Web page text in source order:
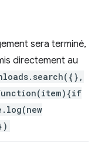
sera terminé,
directement au